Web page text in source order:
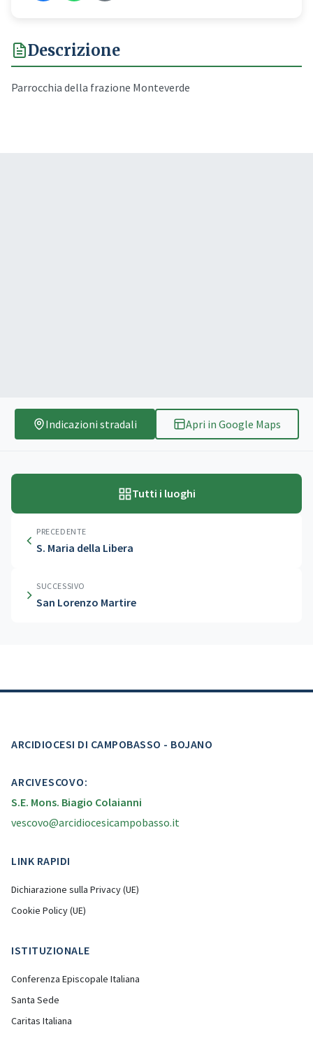
Descrizione
Parrocchia della frazione Monteverde
Indicazioni stradali Apri in Google Maps
PRECEDENTE
S. Maria della Libera
Tutti i luoghi
SUCCESSIVO
San Lorenzo Martire
ARCIDIOCESI DI CAMPOBASSO - BOJANO
ARCIVESCOVO:
S.E. Mons. Biagio Colaianni
vescovo@arcidiocesicampobasso.it
LINK RAPIDI
Dichiarazione sulla Privacy (UE)
Cookie Policy (UE)
ISTITUZIONALE
Conferenza Episcopale Italiana
Santa Sede
Caritas Italiana